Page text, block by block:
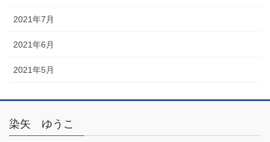
2021年7月
2021年6月
2021年5月
染矢 ゆうこ